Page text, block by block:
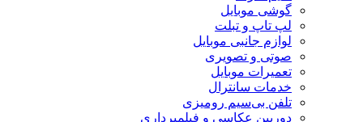
گوشی موبایل
لپ تاپ و تبلت
لوازم جانبی موبایل
صوتی و تصویری
تعمیرات موبایل
خدمات سانترال
تلفن بی‌سیم رومیزی
دوربین عکاسی و فیلمبرداری